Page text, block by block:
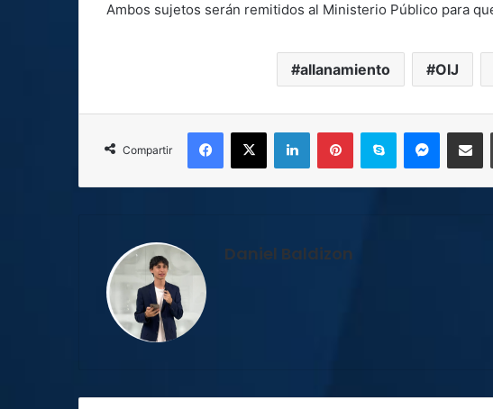
Ambos sujetos serán remitidos al Ministerio Público para
allanamiento OIJ
Compartir
Facebook
X LinkedInPinterestSkype
Daniel Baldizon